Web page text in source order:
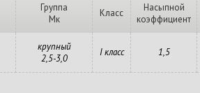
Группа
Мк
Класс
Насыпной
коэффициент
крупный
2,5-3,0
I класс 1,5